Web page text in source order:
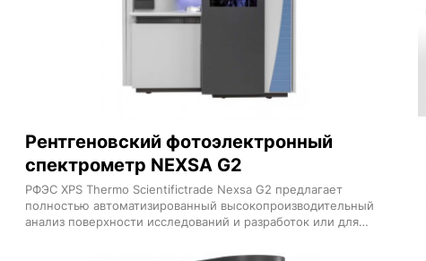
Рентгеновский фотоэлектронный
спектрометр NEXSA G2
РФЭС XPS Thermo Scientifictrade Nexsa G2 предлагает
полностью автоматизированный высокопроизводительный
анализ поверхности исследований и разработок или для
со спектроскопией рассеяния ионов ISS УФ-фотоэлектронной